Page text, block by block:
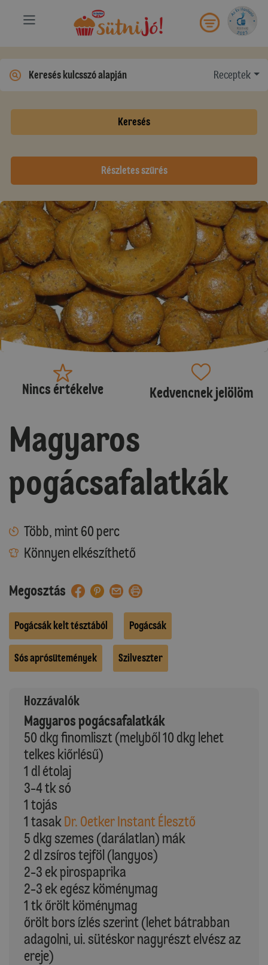
Receptek
Keresés
Részletes szűrés
Nincs értékelve Kedvencnek jelölöm
Magyaros
pogácsafalatkák
Több, mint 60 perc
Könnyen elkészíthető
Megosztás
Pogácsák kelt tésztából Pogácsák
Sós aprósütemények Szilveszter
Hozzávalók
Magyaros pogácsafalatkák
50 dkg finomliszt (melyből 10 dkg lehet
telkes kiőrlésű)
1 dl étolaj
3-4 tk só
1 tojás
1 tasak Dr. Oetker Instant Élesztő
5 dkg szemes (darálatlan) mák
2 dl zsíros tejföl (langyos)
2-3 ek pirospaprika
2-3 ek egész köménymag
1 tk őrölt köménymag
őrölt bors ízlés szerint (lehet bátrabban
adagolni, ui. sütéskor nagyrészt elvész az
ereje)